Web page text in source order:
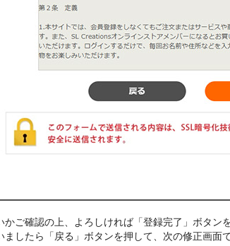
かご確認の上、よろしければ「登録完了」ボタン
したら「戻る」ボタンを押して、次の修正画面